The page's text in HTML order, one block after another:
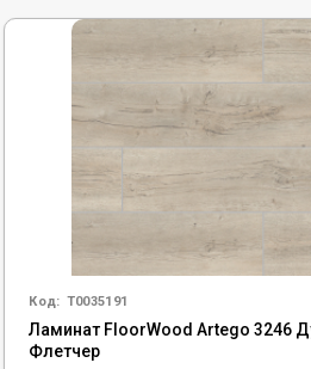
Код: Т0035191
Ламинат FloorWood Artego 3246
Флетчер